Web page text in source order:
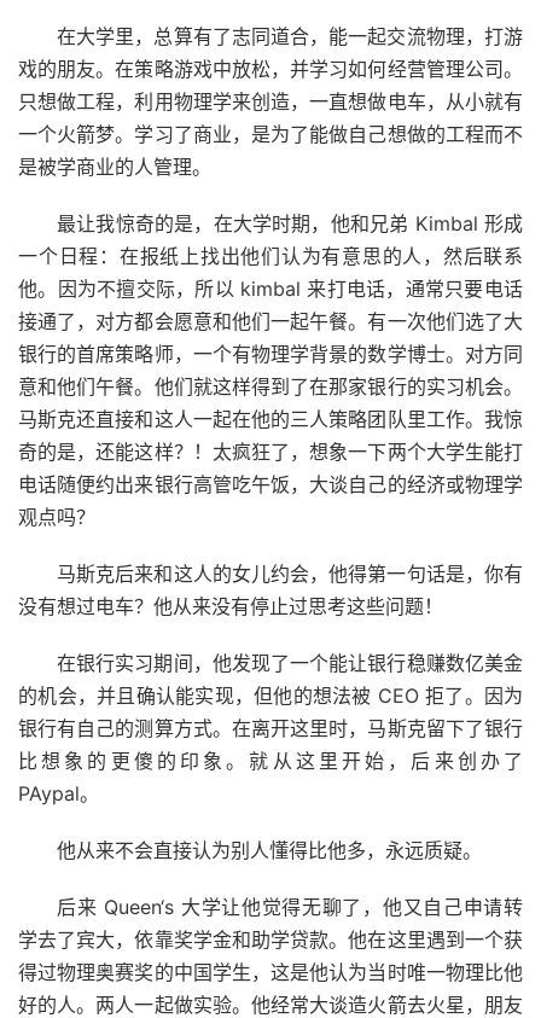
在大学里，总算有了志同道合，能一起交流物理，打游
戏的朋友。在策略游戏中放松，并学习如何经营管理公司。
只想做工程，利用物理学来创造，一直想做电车，从小就有
一个火箭梦。学习了商业，是为了能做自己想做的工程而不
是被学商业的人管理。
最让我惊奇的是，在大学时期，他和兄弟 Kimbal 形成
一个日程：在报纸上找出他们认为有意思的人，然后联系
他。因为不擅交际，所以 kimbal 来打电话，通常只要电话
接通了，对方都会愿意和他们一起午餐。有一次他们选了大
银行的首席策略师，一个有物理学背景的数学博士。对方同
意和他们午餐。他们就这样得到了在那家银行的实习机会。
马斯克还直接和这人一起在他的三人策略团队里工作。我惊
奇的是，还能这样？！太疯狂了，想象一下两个大学生能打
电话随便约出来银行高管吃午饭，大谈自己的经济或物理学
观点吗？
马斯克后来和这人的女儿约会，他得第一句话是，你有
没有想过电车？他从来没有停止过思考这些问题！
在银行实习期间，他发现了一个能让银行稳赚数亿美金
的机会，并且确认能实现，但他的想法被 CEO 拒了。因为
银行有自己的测算方式。在离开这里时，马斯克留下了银行
比想象的更傻的印象。就从这里开始，后来创办了
PAypal。
他从来不会直接认为别人懂得比他多，永远质疑。
后来 Queen‘s 大学让他觉得无聊了，他又自己申请转
学去了宾大，依靠奖学金和助学贷款。他在这里遇到一个获
得过物理奥赛奖的中国学生，这是他认为当时唯一物理比他
好的人。两人一起做实验。他经常大谈造火箭去火星，朋友